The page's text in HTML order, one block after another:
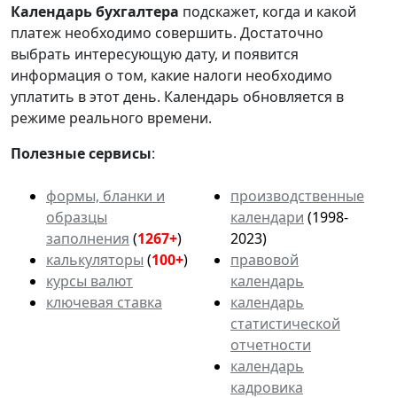
Календарьбухгалтера подскажет, когда и какой
платеж необходимо совершить. Достаточно
выбрать интересующую дату, и появится
информация о том, какие налоги необходимо
уплатить в этот день. Календарь обновляется в
режиме реального времени.
Полезные сервисы:
формы, бланки и
образцы
заполнения (1267+)
калькуляторы (100+)
курсы валют
ключевая ставка
производственные
календари (1998-
2023)
правовой
календарь
календарь
статистической
отчетности
календарь
кадровика